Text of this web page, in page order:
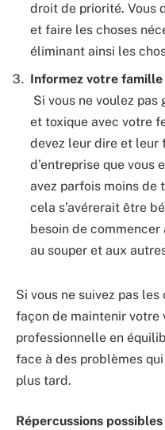
droit de priorité. Vous
et faire les choses
éliminant ainsi les
Informez votre
Si vous ne voulez
et toxique avec votre
devez leur dire et leur
d’entreprise que vous
avez parfois moins de
cela s’avérerait être
besoin de
au souper et aux
Si vous ne suivez pas
façon de maintenir
professionnelle en
face à des problèmes
plus tard.
Répercussions